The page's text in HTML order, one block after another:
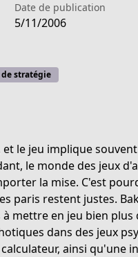
Date de publication
5/11/2006
de stratégie
le jeu implique
le monde des jeux
la mise. C'est
paris restent justes.
mettre en jeu bien plus
dans des jeux
ainsi qu'une